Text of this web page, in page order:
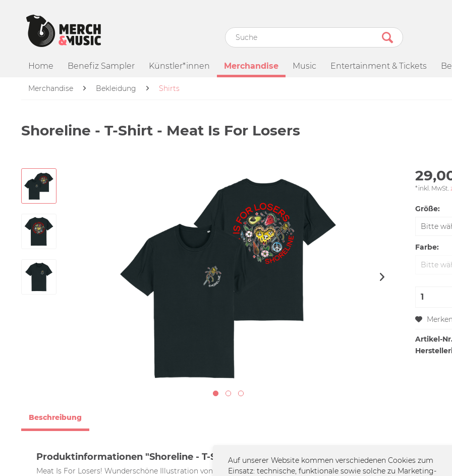
Home Benefiz Sampler Künstler*innen Merchandise Music Entertainment & Tickets
Merchandise Bekleidung Shirts
Shoreline - T-Shirt - Meat Is For Losers
*inkl. MwSt.
Größe:
Farbe:
Merken
Artikel-
Beschreibung
Produktinformationen "Shoreline - T-Shirt - Meat Is For Losers"
Meat Is For Losers! Wunderschöne Illustration von Josua Rieber (Homesick Merch), gedruckt mit wasserbasierten,
Auf unserer Website kommen verschiedenen Cookies zum
Einsatz: technische, funktionale sowie solche zu Marketing-